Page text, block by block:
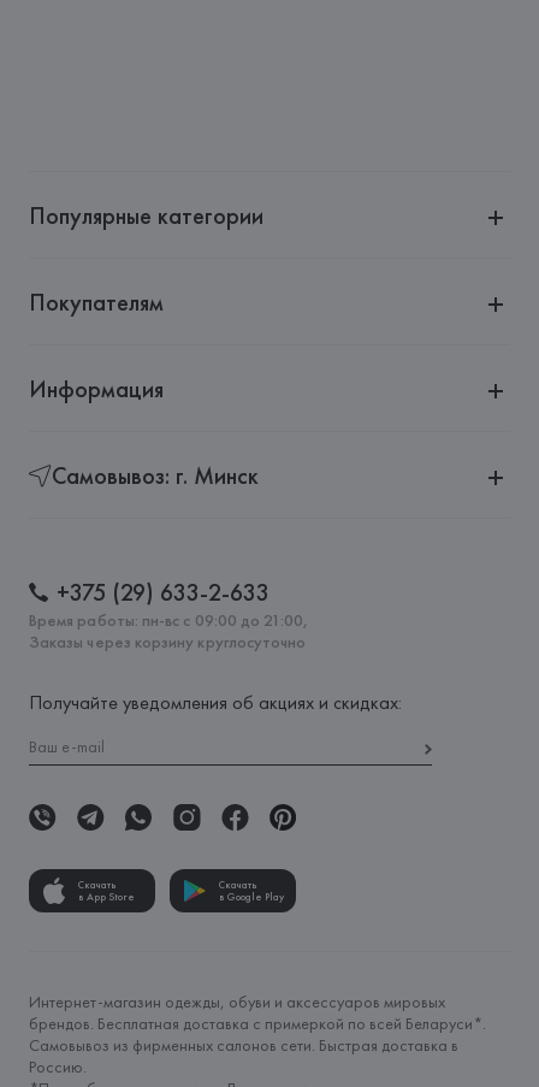
Популярные категории
Покупателям
Информация
Самовывоз: г. Минск
+375 (29) 633-2-633
Время работы: пн-вс с 09:00 до 21:00,
Заказы через корзину круглосуточно
Получайте уведомления об акциях и скидках:
Скачать
в App Store
Скачать
в Google Play
Интернет-магазин одежды, обуви и аксессуаров мировых
брендов. Бесплатная доставка с примеркой по всей Беларуси*.
Самовывоз из фирменных салонов сети. Быстрая доставка в
Россию.